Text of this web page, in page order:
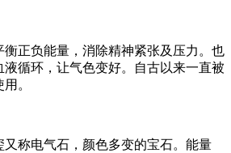
正负能量，消除精神紧张及压力。也
循环，让气色变好。自古以来一直被
。
称电气石，颜色多变的宝石。能量